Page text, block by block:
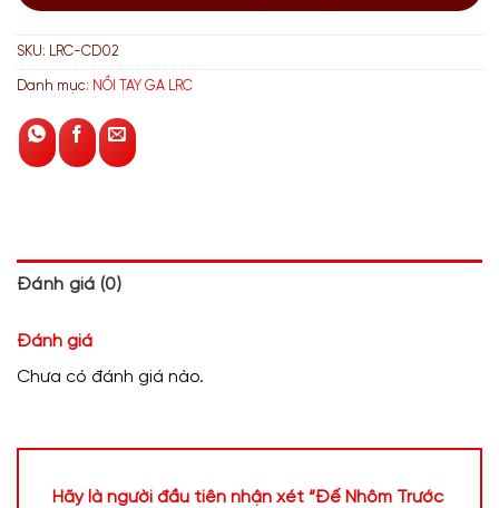
SKU: LRC-CD02
Danh mục: NỒI TAY GA LRC
Đánh giá (0)
Đánh giá
Chưa có đánh giá nào.
Hãy là người đầu tiên nhận xét “Đế Nhôm Trước